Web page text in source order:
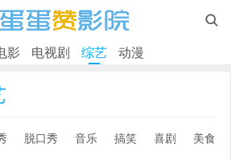

影 电视剧 综艺 动漫
脱口秀 音乐 搞笑 喜剧
美食